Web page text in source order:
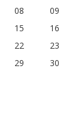
08
09
15
16
22
23
29
30